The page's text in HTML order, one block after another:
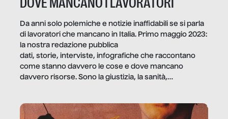
Da anni solo polemiche e notizie inaffidabili se si parla
di lavoratori che mancano in Italia. Primo maggio 2023:
la nostra redazione pubblica
dati, storie, interviste, infografiche che raccontano
come stanno davvero le cose e dove mancano
davvero risorse. Sono la giustizia, la sanità,